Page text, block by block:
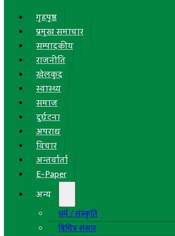
गृहपृष्ठ
प्रमुख समाचार
सम्पादकीय
राजनीति
खेलकुद
स्वास्थ्य
समाज
दुर्घटना
अपराध
विचार
अन्तर्वार्ता
E-Paper
अन्य
धर्म / संस्कृति
विचित्र संसार